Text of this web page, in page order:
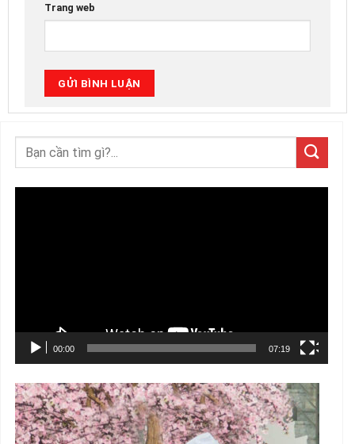
Trang web
00:00 07:19